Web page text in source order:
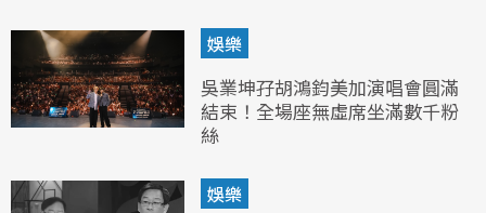
娛樂
吳業坤孖胡鴻鈞美加演唱會圓滿
結束！全場座無虛席坐滿數千粉
絲
娛樂